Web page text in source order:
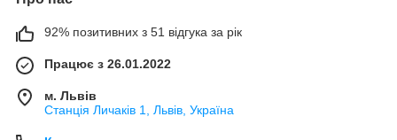
92% позитивних з 51 відгука за рік
Працює з 26.01.2022
м. Львів
Станція Личаків 1, Львів, Україна